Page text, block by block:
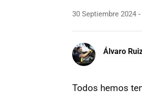
30 Septiembre 2024
Álvaro
Todos hemos